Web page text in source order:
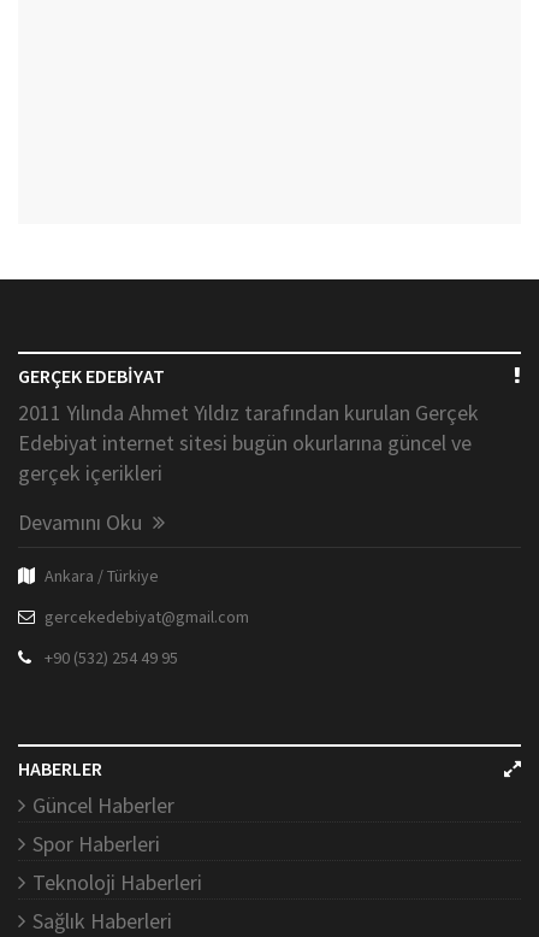
GERÇEK EDEBİYAT
2011 Yılında Ahmet Yıldız tarafından kurulan Gerçek
Edebiyat internet sitesi bugün okurlarına güncel ve
gerçek içerikleri
Devamını Oku
Ankara / Türkiye
gercekedebiyat@gmail.com
+90 (532) 254 49 95
HABERLER
Güncel Haberler
Spor Haberleri
Teknoloji Haberleri
Sağlık Haberleri